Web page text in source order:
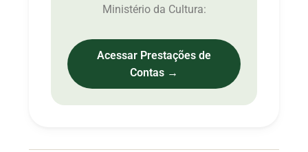
Ministério da Cultura:
Acessar Prestações de
Contas →